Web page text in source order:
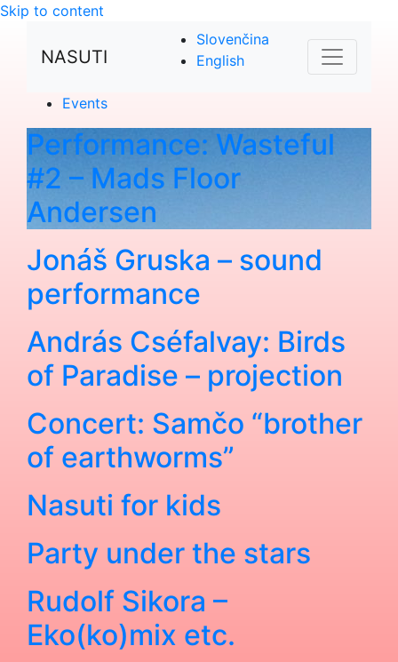
Skip to content
NASUTI
Slovenčina
English
Events
Performance: Wasteful
#2 – Mads Floor
Andersen
Jonáš Gruska – sound
performance
András Cséfalvay: Birds
of Paradise – projection
Concert: Samčo “brother
of earthworms”
Nasuti for kids
Party under the stars
Rudolf Sikora –
Eko(ko)mix etc.